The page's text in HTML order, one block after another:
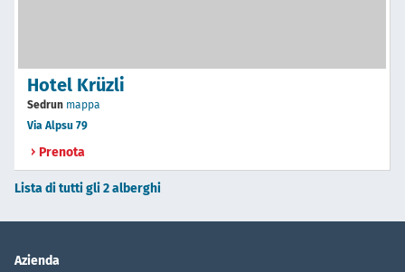
Hotel Krüzli
Sedrun mappa
Via Alpsu 79
Prenota
Lista di tutti gli 2 alberghi
Azienda